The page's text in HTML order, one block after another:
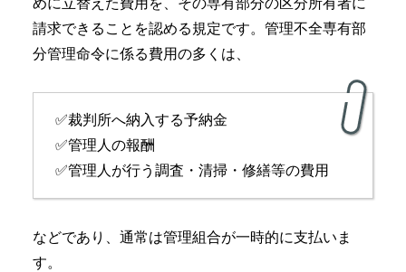
請求できることを認める規定です。管理不全専有部
分管理命令に係る費用の多くは、
✅裁判所へ納入する予納金
✅管理人の報酬
✅管理人が行う調査・清掃・修繕等の費用
などであり、通常は管理組合が一時的に支払いま
す。